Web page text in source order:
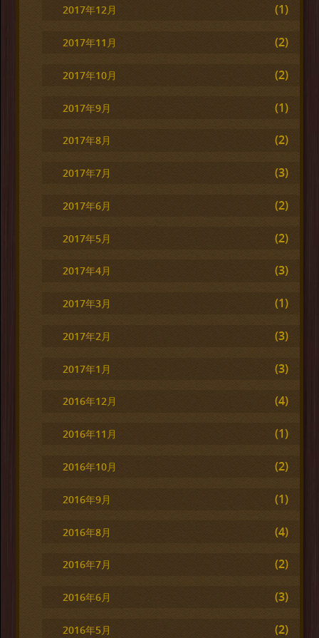
2017年12月 (1)
2017年11月 (2)
2017年10月 (2)
2017年9月 (1)
2017年8月 (2)
2017年7月 (3)
2017年6月 (2)
2017年5月 (2)
2017年4月 (3)
2017年3月 (1)
2017年2月 (3)
2017年1月 (3)
2016年12月 (4)
2016年11月 (1)
2016年10月 (2)
2016年9月 (1)
2016年8月 (4)
2016年7月 (2)
2016年6月 (3)
2016年5月 (2)